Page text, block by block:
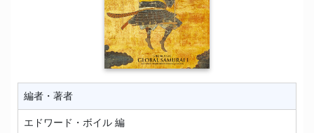
編者・著者
エドワード・ボイル 編